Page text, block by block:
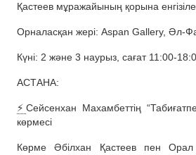
Қастеев мұражайының қорына
Орналасқан жері: Aspan Gallery, Әл-
Күні: 2 және 3 наурыз, сағат 11:00-
АСТАНА:
⚡️ Сейсенхан Махамбеттің
көрмесі
Көрме Әбілхан Қастеев пен